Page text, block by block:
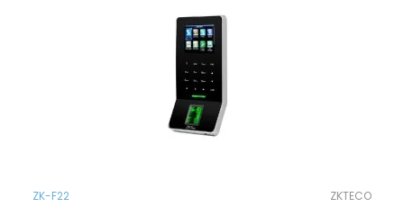
ZK-F22 ZKTECO